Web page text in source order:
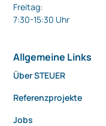
Freitag:
7:30-15:30 Uhr
Allgemeine Links
Über STEUER
Referenzprojekte
Jobs